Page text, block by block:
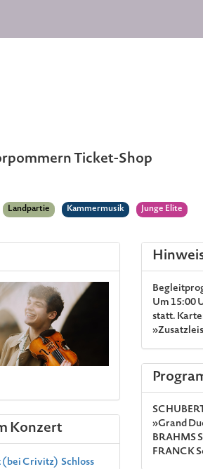
Ticket-Shop
Landpartie Kammermusik Junge Elite
Konzert
(bei Crivitz) Schloss
Um 15:00
statt.
»Grand
BRAHMS
FRANCK